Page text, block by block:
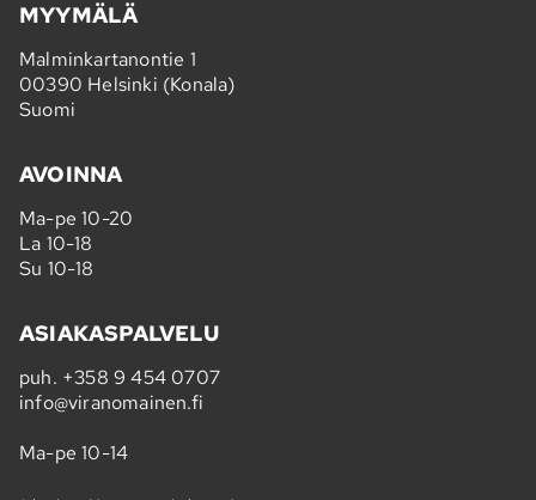
MYYMÄLÄ
Malminkartanontie 1
00390 Helsinki (Konala)
Suomi
AVOINNA
Ma-pe 10-20
La 10-18
Su 10-18
ASIAKASPALVELU
puh. +358 9 454 0707
info@viranomainen.fi
Ma-pe 10-14